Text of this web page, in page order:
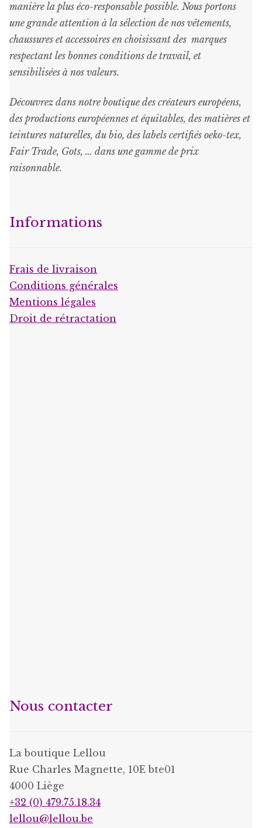
manière la plus éco-responsable possible. Nous portons
une grande attention à la sélection de nos vêtements,
chaussures et accessoires en choisissant des marques
respectant les bonnes conditions de travail, et
sensibilisées à nos valeurs.
Découvrez dans notre boutique des créateurs européens,
des productions européennes et équitables, des matières et
teintures naturelles, du bio, des labels certifiés oeko-tex,
Fair Trade, Gots, … dans une gamme de prix
raisonnable.
Informations
Frais de livraison
Conditions générales
Mentions légales
Droit de rétractation
Nous contacter
La boutique Lellou
Rue Charles Magnette, 10E bte01
4000 Liège
+32 (0) 479.75.18.34
lellou@lellou.be